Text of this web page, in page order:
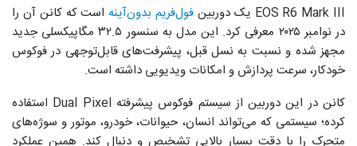
EOS R6 Mark III یک دوربین فول‌فریم بدون‌آینهاست که کانن آن را
در نوامبر ۲۰۲۵ معرفی کرد. این مدل به سنسور ۳۲.۵ مگاپیکسلی جدید
مجهز شده و نسبت به نسل قبل، پیشرفت‌های قابل‌توجهی در فوکوس
خودکار، سرعت پردازش و امکانات ویدیویی داشته است.
کانن در این دوربین از سیستم فوکوس پیشرفته‌ Dual Pixel استفاده
کرده؛ سیستمی که می‌تواند انسان، حیوانات، خودرو، موتور و سوژه‌های
متحرک را با دقت بسیار بالایی تشخیص و دنبال کند. همین عملکرد